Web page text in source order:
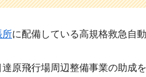
所に配備している高規格救急自
原飛行場周辺整備事業の助成